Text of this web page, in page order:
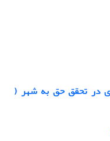
در تحقق حق به شهر (